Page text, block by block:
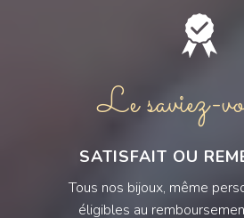
Le saviez-
SATISFAIT OU
Tous nos bijoux, même
éligibles au